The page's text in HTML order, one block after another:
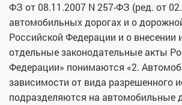
ФЗ от 08.11.2007 N 257-ФЗ (ред. от
автомобильных дорогах и о
Российской Федерации и о внесении
отдельные законодательные акты
Федерации» понимаются «2.
зависимости от вида разрешенного
подразделяются на автомобильные